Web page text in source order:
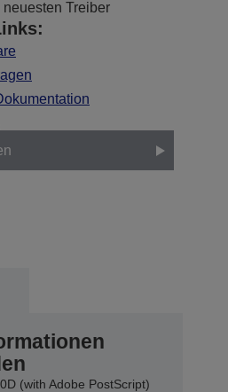
Treiber
(with Adobe PostScript)